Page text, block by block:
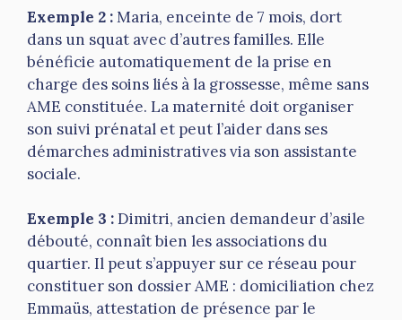
Exemple 2 :Maria, enceinte de 7 mois, dort
dans un squat avec d’autres familles. Elle
bénéficie automatiquement de la prise en
charge des soins liés à la grossesse, même sans
AME constituée. La maternité doit organiser
son suivi prénatal et peut l’aider dans ses
démarches administratives via son assistante
sociale.
Exemple 3 :Dimitri, ancien demandeur d’asile
débouté, connaît bien les associations du
quartier. Il peut s’appuyer sur ce réseau pour
constituer son dossier AME : domiciliation chez
Emmaüs, attestation de présence par le